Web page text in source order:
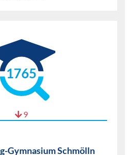
1765
9
Gymnasium Schmölln